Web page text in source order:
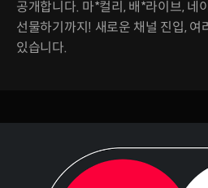
공개합니다. 마*컬리, 배*라이브, 네
선물하기까지! 새로운 채널 진입, 여
있습니다.